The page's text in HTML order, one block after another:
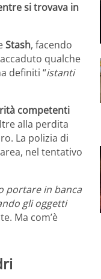
si trovava in
Stash, facendo
qualche
definiti “istanti
competenti
alla perdita
La polizia di
nel tentativo
portare in banca
gli oggetti
Ma com’è